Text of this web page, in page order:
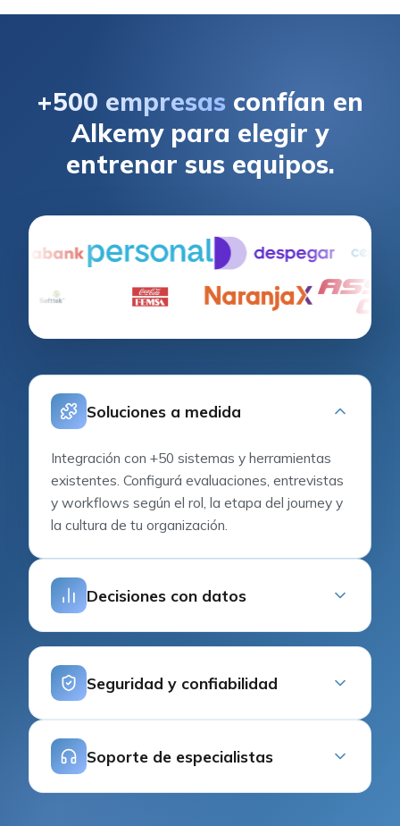
+500 empresas confían en
Alkemy para elegir y
entrenar sus equipos.
Soluciones a medida
Integración con +50 sistemas y herramientas
existentes. Configurá evaluaciones, entrevistas
y workflows según el rol, la etapa del journey y
la cultura de tu organización.
Decisiones con datos
Seguridad y confiabilidad
Soporte de especialistas